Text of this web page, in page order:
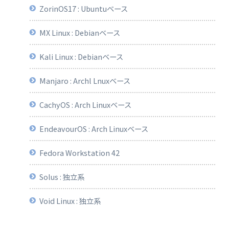
ZorinOS17 : Ubuntuベース
MX Linux : Debianベース
Kali Linux : Debianベース
Manjaro : Archl Lnuxベース
CachyOS : Arch Linuxベース
EndeavourOS : Arch Linuxベース
Fedora Workstation 42
Solus : 独立系
Void Linux : 独立系